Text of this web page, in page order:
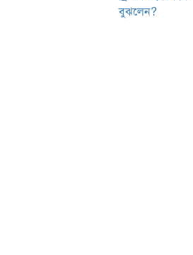
বুঝলেন?